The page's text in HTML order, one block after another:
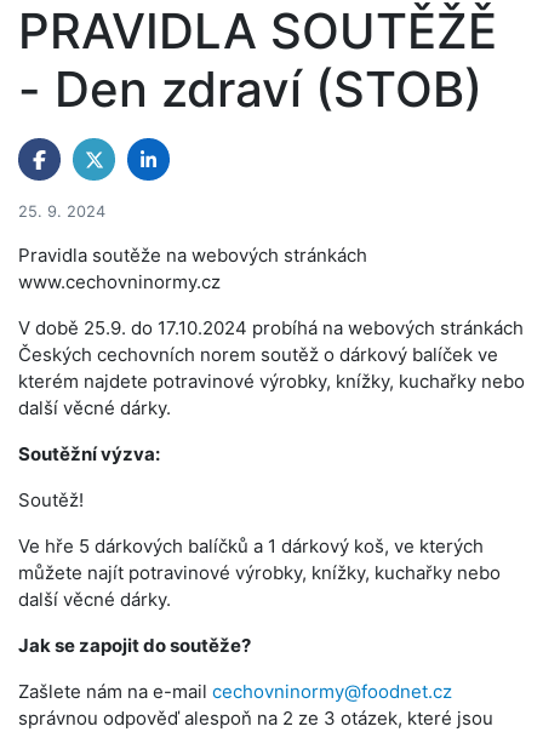
PRAVIDLA SOUTĚŽĚ
- Den zdraví (STOB)
25. 9. 2024
Pravidla soutěže na webových stránkách
www.cechovninormy.cz
V době 25.9. do 17.10.2024 probíhá na webových stránkách
Českých cechovních norem soutěž o dárkový balíček ve
kterém najdete potravinové výrobky, knížky, kuchařky nebo
další věcné dárky.
Soutěžní výzva:
Soutěž!
Ve hře 5 dárkových balíčků a 1 dárkový koš, ve kterých
můžete najít potravinové výrobky, knížky, kuchařky nebo
další věcné dárky.
Jak se zapojit do soutěže?
Zašlete nám na e-mail cechovninormy@foodnet.cz
správnou odpověď alespoň na 2 ze 3 otázek, které jsou